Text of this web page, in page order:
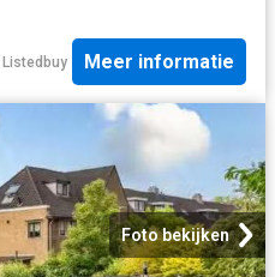
Listedbuy Meer informatie
Foto bekijken